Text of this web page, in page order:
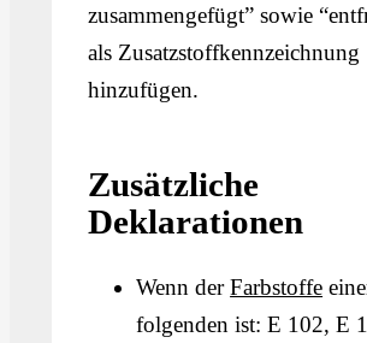
zusammengefügt” sowie
als Zusatzstoffkennzeichnung
hinzufügen.
Zusätzliche
Deklarationen
Wenn derFarbstoffe
folgenden ist: E 102, E